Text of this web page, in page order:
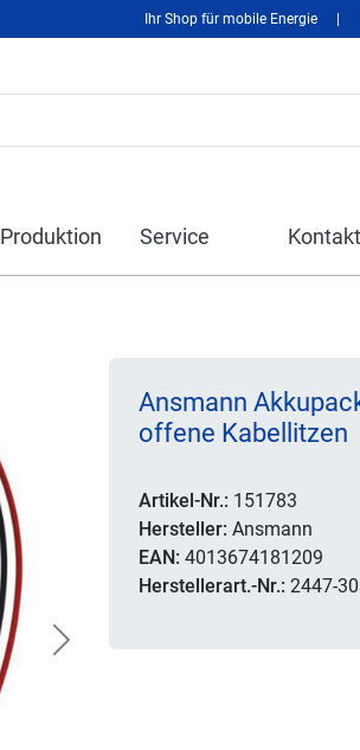
Ihr Shop für mobile Energie
Produktion Service Kontakt
Next
Ansmann
offene Kabellitzen
Artikel-Nr.: 151783
Hersteller: Ansmann
EAN: 4013674181209
Herstellerart.-Nr.: 2447-